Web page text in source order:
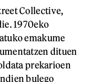
Collective,
1970eko
emakume
dituen
prekarioen
bulego